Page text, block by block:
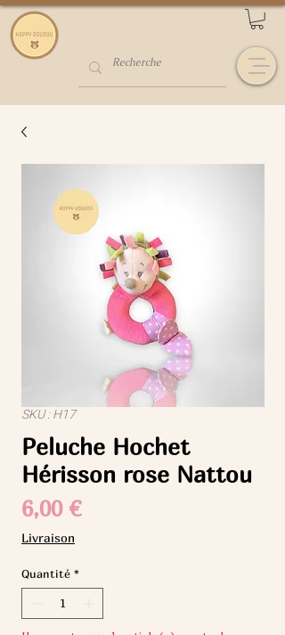
SKU : H17
Peluche Hochet
Hérisson rose Nattou
6,00 €Prix
Livraison
Quantité *